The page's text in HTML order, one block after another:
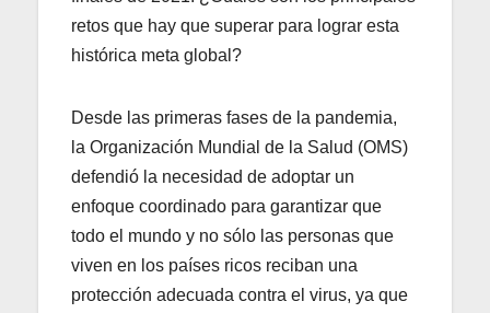
retos que hay que superar para lograr esta
histórica meta global?
Desde las primeras fases de la pandemia,
la Organización Mundial de la Salud (OMS)
defendió la necesidad de adoptar un
enfoque coordinado para garantizar que
todo el mundo y no sólo las personas que
viven en los países ricos reciban una
protección adecuada contra el virus, ya que